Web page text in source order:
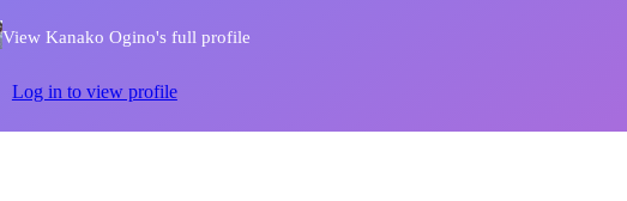
View Kanako Ogino's full profile
Log in to view profile